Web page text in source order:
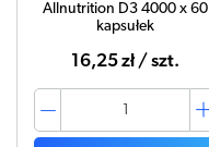
Allnutrition D3 4000 x 60
kapsułek
16,25 zł / szt.